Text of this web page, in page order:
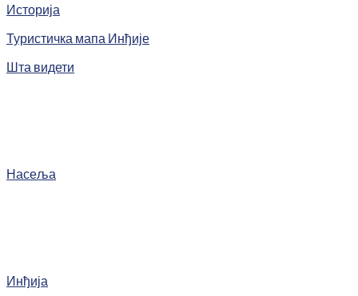
Историја
Туристичка мапа Инђије
Шта видети
Насеља
Инђија